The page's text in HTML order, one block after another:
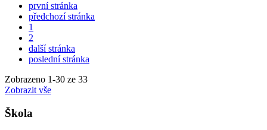
první stránka
předchozí stránka
1
2
další stránka
poslední stránka
Zobrazeno 1-30 ze 33
Zobrazit vše
Škola